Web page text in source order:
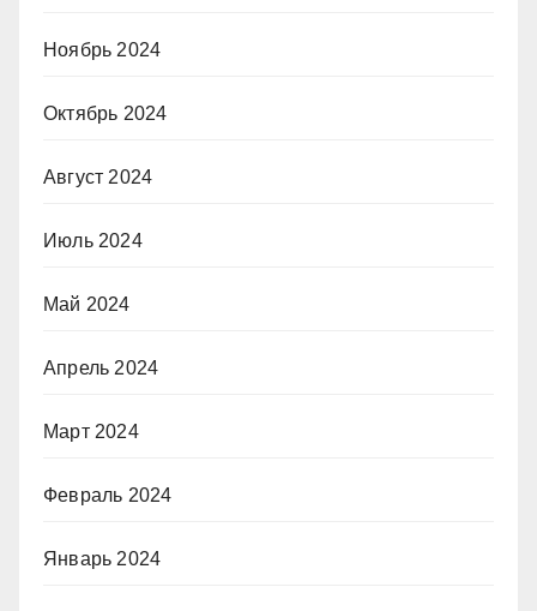
Ноябрь 2024
Октябрь 2024
Август 2024
Июль 2024
Май 2024
Апрель 2024
Март 2024
Февраль 2024
Январь 2024